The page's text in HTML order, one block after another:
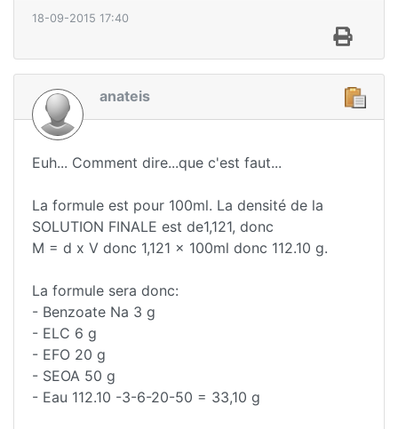
18-09-2015 17:40
anateis
Euh... Comment dire...que c'est faut...
La formule est pour 100ml. La densité de la
SOLUTION FINALE est de1,121, donc
M = d x V donc 1,121 x 100ml donc 112.10 g.
La formule sera donc:
- Benzoate Na 3 g
- ELC 6 g
- EFO 20 g
- SEOA 50 g
- Eau 112.10 -3-6-20-50 = 33,10 g